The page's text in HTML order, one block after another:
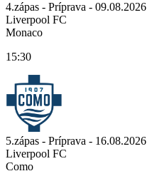
4.zápas - Príprava - 09.08.2026
Liverpool FC
Monaco
15:30
5.zápas - Príprava - 16.08.2026
Liverpool FC
Como